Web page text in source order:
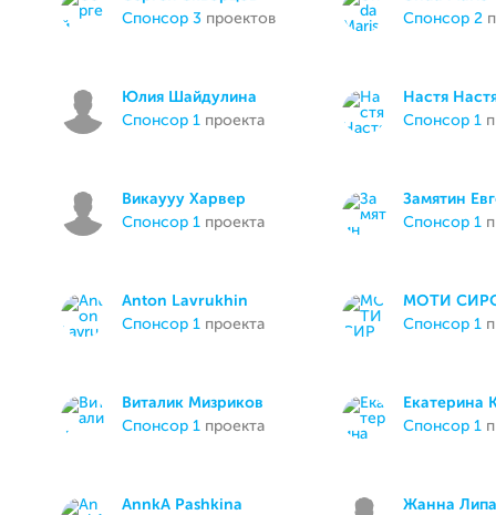
спонсор 3 проектов
спонсор 2
Юлия Шайдулина
спонсор 1 проекта
Настя
спонсор 1
Викаyyy Харвер
спонсор 1 проекта
Замятин
спонсор 1
Anton Lavrukhin
спонсор 1 проекта
МОТИ
спонсор 1
Виталик Мизриков
спонсор 1 проекта
Екатерина
спонсор 1
AnnkA Pashkina
Жанна